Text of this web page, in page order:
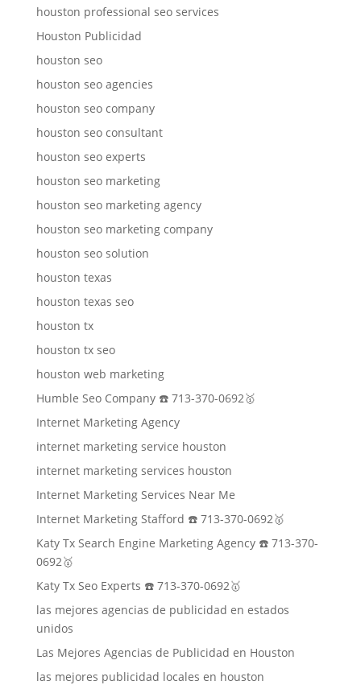
houston professional seo services
Houston Publicidad
houston seo
houston seo agencies
houston seo company
houston seo consultant
houston seo experts
houston seo marketing
houston seo marketing agency
houston seo marketing company
houston seo solution
houston texas
houston texas seo
houston tx
houston tx seo
houston web marketing
Humble Seo Company ☎️ 713-370-0692🥇
Internet Marketing Agency
internet marketing service houston
internet marketing services houston
Internet Marketing Services Near Me
Internet Marketing Stafford ☎️ 713-370-0692🥇
Katy Tx Search Engine Marketing Agency ☎️ 713-370-
0692🥇
Katy Tx Seo Experts ☎️ 713-370-0692🥇
las mejores agencias de publicidad en estados
unidos
Las Mejores Agencias de Publicidad en Houston
las mejores publicidad locales en houston